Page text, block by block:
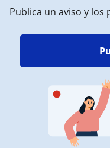
Publica un aviso y